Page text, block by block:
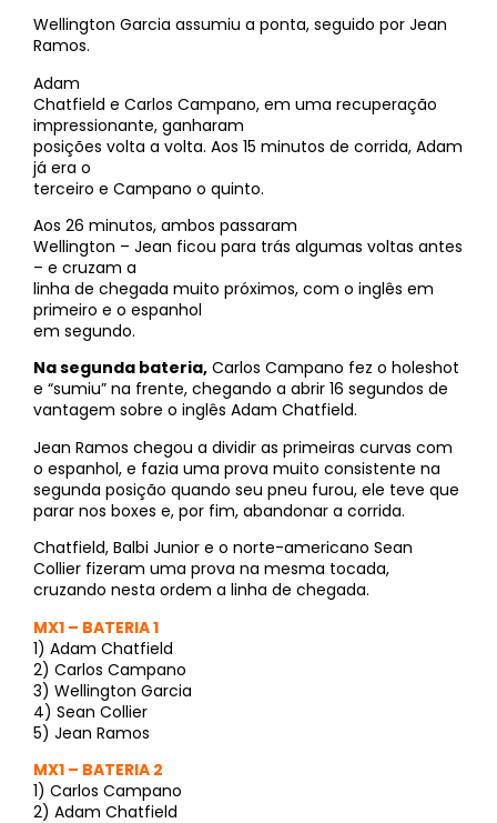
Wellington Garcia assumiu a ponta, seguido por Jean
Ramos.
Adam
Chatfield e Carlos Campano, em uma recuperação
impressionante, ganharam
posições volta a volta. Aos 15 minutos de corrida, Adam
já era o
terceiro e Campano o quinto.
Aos 26 minutos, ambos passaram
Wellington – Jean ficou para trás algumas voltas antes
– e cruzam a
linha de chegada muito próximos, com o inglês em
primeiro e o espanhol
em segundo.
Na segunda bateria, Carlos Campano fez o holeshot
e “sumiu” na frente, chegando a abrir 16 segundos de
vantagem sobre o inglês Adam Chatfield.
Jean Ramos chegou a dividir as primeiras curvas com
o espanhol, e fazia uma prova muito consistente na
segunda posição quando seu pneu furou, ele teve que
parar nos boxes e, por fim, abandonar a corrida.
Chatfield, Balbi Junior e o norte-americano Sean
Collier fizeram uma prova na mesma tocada,
cruzando nesta ordem a linha de chegada.
MX1 – BATERIA 1
1) Adam Chatfield
2) Carlos Campano
3) Wellington Garcia
4) Sean Collier
5) Jean Ramos
MX1 – BATERIA 2
1) Carlos Campano
2) Adam Chatfield